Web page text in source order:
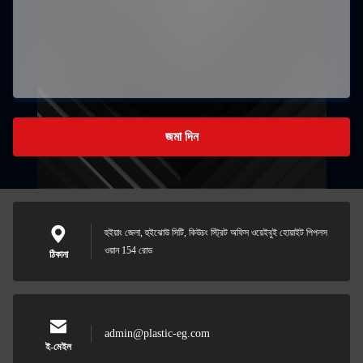
জমা দিন
ঠিকানা
হুইয়াং জেলা, হুইঝোউ সিটি, কিউচং স্ট্রিট অফিস ওয়েইবুই হোয়াইট পিপলস
ওয়ান 154 রোড
ই-মেইল
admin@plastic-eg.com